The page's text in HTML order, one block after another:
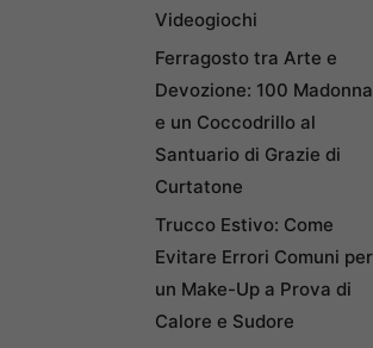
Videogiochi
Ferragosto tra Arte e
Devozione: 100
e un Coccodrillo al
Santuario di Grazie di
Curtatone
Trucco Estivo: Come
Evitare Errori Comuni per
un Make-Up a Prova di
Calore e Sudore